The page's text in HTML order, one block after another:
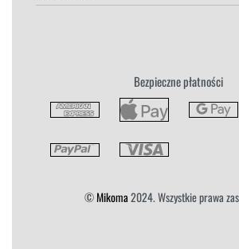
Płatność i Dostawa
Bezpieczne płatności
©Mikoma2024. Wszystkie prawa